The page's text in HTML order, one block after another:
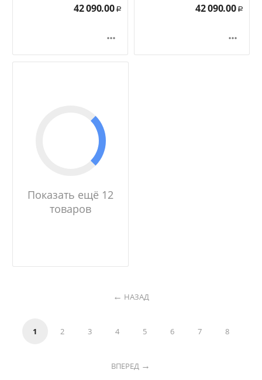
42 090.00 Р

42 090.00 Р

Показать ещё 12
товаров
НАЗАД
1 2 3 4 5 6 7 8
ВПЕРЕД